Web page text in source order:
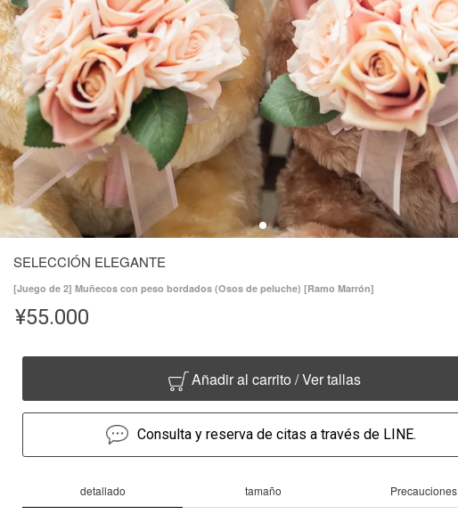
SELECCIÓN ELEGANTE
[Juego de 2] Muñecos con peso bordados (Osos de peluche) [Ramo Marrón]
¥55.000
Añadir al carrito / Ver tallas
Consulta y reserva de citas a través de LINE.
detallado tamaño Precauciones